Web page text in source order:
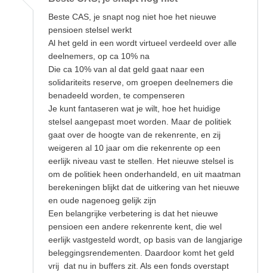
Het
hele
Koolmees
door
Cas
Tuyn
Beste CAS, je snapt nog niet hoe het nieuwe
pensioen stelsel werkt
Al het geld in een wordt virtueel verdeeld over alle
deelnemers, op ca 10% na
Die ca 10% van al dat geld gaat naar een
solidariteits reserve, om groepen deelnemers die
benadeeld worden, te compenseren
Je kunt fantaseren wat je wilt, hoe het huidige
stelsel aangepast moet worden. Maar de politiek
gaat over de hoogte van de rekenrente, en zij
weigeren al 10 jaar om die rekenrente op een
eerlijk niveau vast te stellen. Het nieuwe stelsel is
om de politiek heen onderhandeld, en uit maatman
berekeningen blijkt dat de uitkering van het nieuwe
en oude nagenoeg gelijk zijn
Een belangrijke verbetering is dat het nieuwe
pensioen een andere rekenrente kent, die wel
eerlijk vastgesteld wordt, op basis van de langjarige
beleggingsrendementen. Daardoor komt het geld
vrij dat nu in buffers zit. Als een fonds overstapt